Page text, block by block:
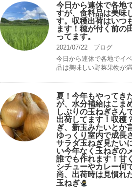
今日から連休で各地
すが、食料品は美味
す。収穫出荷はいつ
ます！穂が付く前の
ってます。
2021/07/22
ブログ
今日から連休で各地でイ
品は美味しい野菜果物が満
夏！今年もやってき
が、水分補給はこま
しぶりの玉ねぎさん
出荷してます！収穫
ぎ、新玉みたいとか
ゆっくり室内で成長
サラダ玉ねぎ見たい
い今年なく玉ねぎの
誰でも作れます！甘
シチューやカレー何
尚、出荷時は見慣れ
玉ねぎ